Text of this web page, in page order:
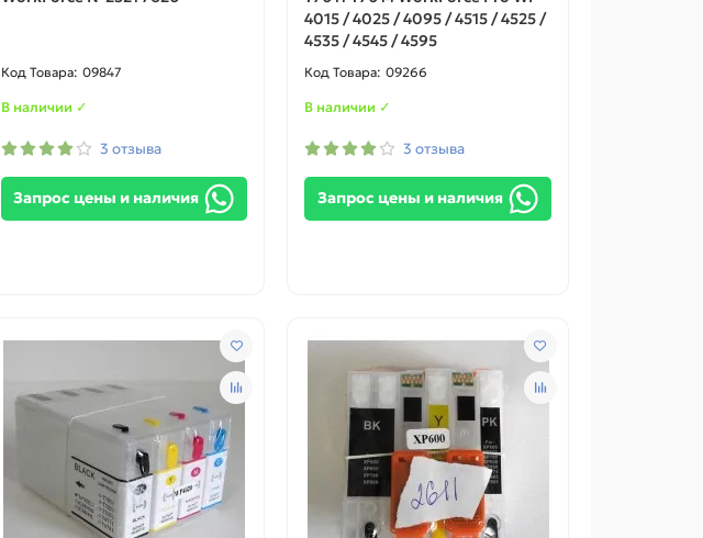
09847
В наличии ✓
3 отзыва
Запрос цены и наличия
4015 / 4025 / 4095 / 4515 / 4525 /
4535 / 4545 / 4595
09266
В наличии ✓
3 отзыва
Запрос цены и наличия